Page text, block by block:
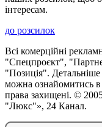
інтересам.
до розсилок
Всі комерційні
"Спецпроєкт",
"Позиція".
можна ознайомитись в
права захищені. ©
"Люкс"», 24 Канал.